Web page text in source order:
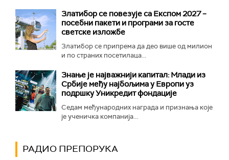
Златибор се повезује са Експом 2027 –
посебни пакети и програми за госте
светске изложбе
Златибор се припрема да део више од милион
и по страних посетилаца...
Знање је најважнији капитал: Млади из
Србије међу најбољима у Европи уз
подршку Уникредит фондације
Седам међународних награда и признања које
је ученичка компанија...
РАДИО ПРЕПОРУКА